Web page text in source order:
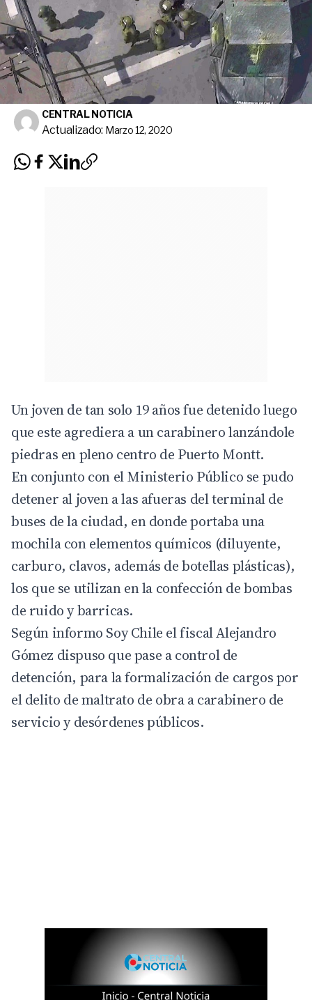
CENTRAL NOTICIA
Actualizado: Marzo 12, 2020
Un joven de tan solo 19 años fue detenido luego
que este agrediera a un carabinero lanzándole
piedras en pleno centro de Puerto Montt.
En conjunto con el Ministerio Público se pudo
detener al joven a las afueras del terminal de
buses de la ciudad, en donde portaba una
mochila con elementos químicos (diluyente,
carburo, clavos, además de botellas plásticas),
los que se utilizan en la confección de bombas
de ruido y barricas.
Según informo Soy Chile el fiscal Alejandro
Gómez dispuso que pase a control de
detención, para la formalización de cargos por
el delito de maltrato de obra a carabinero de
servicio y desórdenes públicos.
Lea el artículo